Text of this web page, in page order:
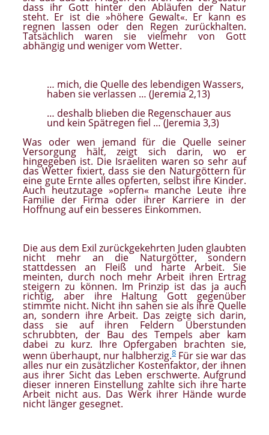
dass ihr Gott hinter den Abläufen der Natur
steht. Er ist die »höhere Gewalt«. Er kann es
regnen lassen oder den Regen zurückhalten.
Tatsächlich waren sie vielmehr von Gott
abhängig und weniger vom Wetter.
… mich, die Quelle des lebendigen Wassers,
haben sie verlassen … (Jeremia 2,13)
… deshalb blieben die Regenschauer aus
und kein Spätregen fiel … (Jeremia 3,3)
Was oder wen jemand für die Quelle seiner
Versorgung hält, zeigt sich darin, wo er
hingegeben ist. Die Israeliten waren so sehr auf
das Wetter fixiert, dass sie den Naturgöttern für
eine gute Ernte alles opferten, selbst ihre Kinder.
Auch heutzutage »opfern« manche Leute ihre
Familie der Firma oder ihrer Karriere in der
Hoffnung auf ein besseres Einkommen.
Die aus dem Exil zurückgekehrten Juden glaubten
nicht mehr an die Naturgötter, sondern
stattdessen an Fleiß und harte Arbeit. Sie
meinten, durch noch mehr Arbeit ihren Ertrag
steigern zu können. Im Prinzip ist das ja auch
richtig, aber ihre Haltung Gott gegenüber
stimmte nicht. Nicht ihn sahen sie als ihre Quelle
an, sondern ihre Arbeit. Das zeigte sich darin,
dass sie auf ihren Feldern Überstunden
schrubbten, der Bau des Tempels aber kam
dabei zu kurz. Ihre Opfergaben brachten sie,
wenn überhaupt, nur halbherzig.8 Für sie war das
alles nur ein zusätzlicher Kostenfaktor, der ihnen
aus ihrer Sicht das Leben erschwerte. Aufgrund
dieser inneren Einstellung zahlte sich ihre harte
Arbeit nicht aus. Das Werk ihrer Hände wurde
nicht länger gesegnet.